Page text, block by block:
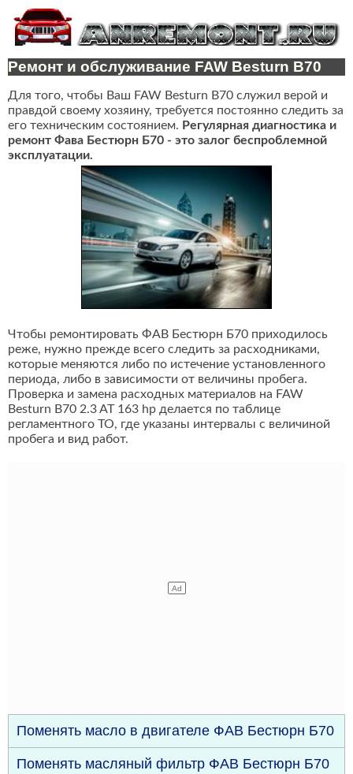
Ремонт и обслуживание FAW Besturn B70
Для того, чтобы Ваш FAW Besturn B70 служил верой и
правдой своему хозяину, требуется постоянно следить за
его техническим состоянием. Регулярная диагностика и
ремонт Фава Бестюрн Б70 - это залог беспроблемной
эксплуатации.
Чтобы ремонтировать ФАВ Бестюрн Б70 приходилось
реже, нужно прежде всего следить за расходниками,
которые меняются либо по истечение установленного
периода, либо в зависимости от величины пробега.
Проверка и замена расходных материалов на FAW
Besturn B70 2.3 AT 163 hp делается по таблице
регламентного ТО, где указаны интервалы с величиной
пробега и вид работ.
Поменять масло в двигателе ФАВ Бестюрн Б70
Поменять масляный фильтр ФАВ Бестюрн Б70